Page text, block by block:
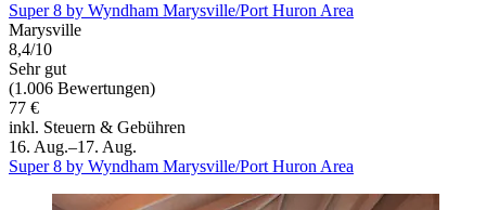
Super 8 by Wyndham Marysville/Port Huron Area
Marysville
8,4/10
Sehr gut
(1.006 Bewertungen)
77 €
inkl. Steuern & Gebühren
16. Aug.–17. Aug.
Super 8 by Wyndham Marysville/Port Huron Area